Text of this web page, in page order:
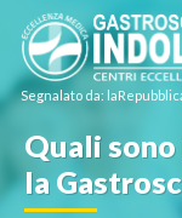
Segnalato da:
Quali
la